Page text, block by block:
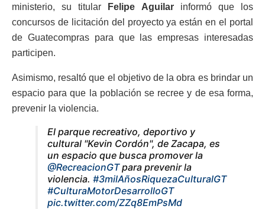
ministerio, su titular
Felipe Aguilarinformó que los
concursos de licitación del proyecto ya están en el portal
de Guatecompras para que las empresas interesadas
participen.
Asimismo, resaltó que el objetivo de la obra es brindar un
espacio para que la población se recree y de esa forma,
prevenir la violencia.
El parque recreativo, deportivo y
cultural "Kevin Cordón", de Zacapa, es
un espacio que busca promover la
@RecreacionGTpara prevenir la
violencia. #3milAñosRiquezaCulturalGT
#CulturaMotorDesarrolloGT
pic.twitter.com/ZZq8EmPsMd